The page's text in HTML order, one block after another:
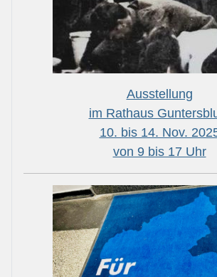
Ausstellung
im Rathaus
10. bis 14. Nov.
von 9 bis 17 Uhr